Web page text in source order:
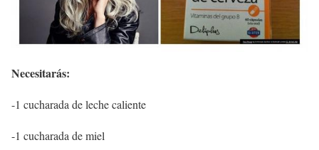
Necesitarás:
-1 cucharada de leche caliente
-1 cucharada de miel